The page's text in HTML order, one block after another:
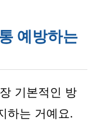
예방하는
기본적인 방
하는 거예요.